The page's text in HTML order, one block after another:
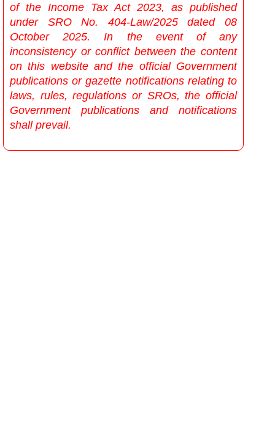
of the Income Tax Act 2023, as published
under SRO No. 404-Law/2025 dated 08
October 2025. In the event of any
inconsistency or conflict between the content
on this website and the official Government
publications or gazette notifications relating to
laws, rules, regulations or SROs, the official
Government publications and notifications
shall prevail.